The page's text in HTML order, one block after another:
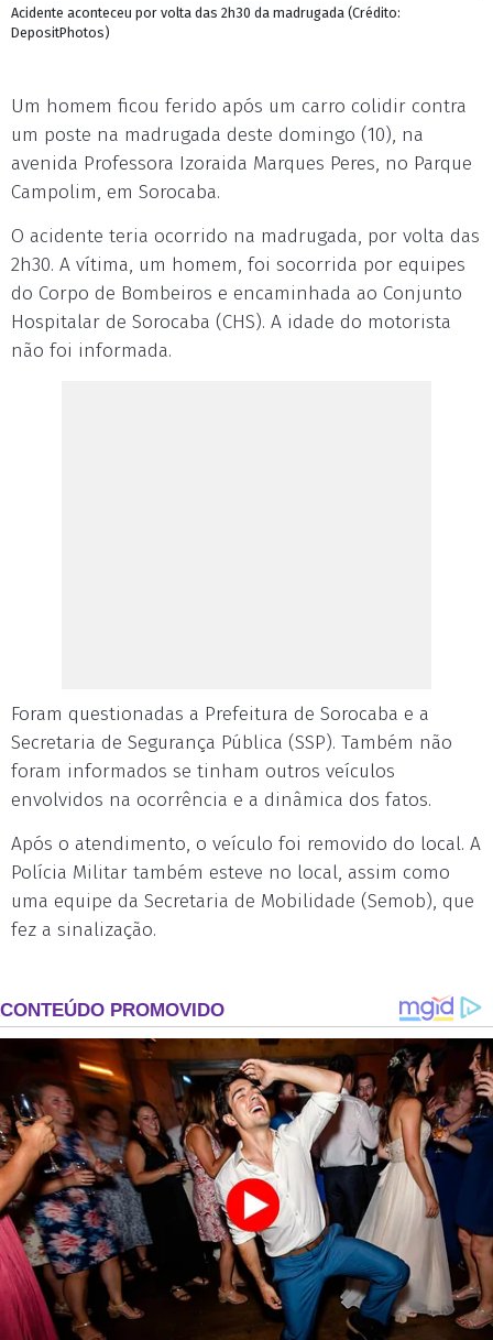
Acidente aconteceu por volta das 2h30 da madrugada (Crédito:
DepositPhotos)
Um homem ficou ferido após um carro colidir contra
um poste na madrugada deste domingo (10), na
avenida Professora Izoraida Marques Peres, no Parque
Campolim, em Sorocaba.
O acidente teria ocorrido na madrugada, por volta das
2h30. A vítima, um homem, foi socorrida por equipes
do Corpo de Bombeiros e encaminhada ao Conjunto
Hospitalar de Sorocaba (CHS). A idade do motorista
não foi informada.
Foram questionadas a Prefeitura de Sorocaba e a
Secretaria de Segurança Pública (SSP). Também não
foram informados se tinham outros veículos
envolvidos na ocorrência e a dinâmica dos fatos.
Após o atendimento, o veículo foi removido do local. A
Polícia Militar também esteve no local, assim como
uma equipe da Secretaria de Mobilidade (Semob), que
fez a sinalização.